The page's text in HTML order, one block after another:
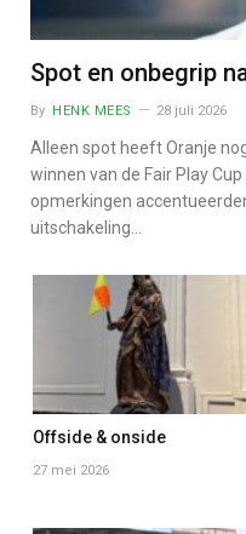
Spot en onbegrip
By HENK MEES 28 juli 2026
Alleen spot heeft Oranje
winnen van de Fair Play
opmerkingen
uitschakeling…
Offside & onside
27 mei 2026